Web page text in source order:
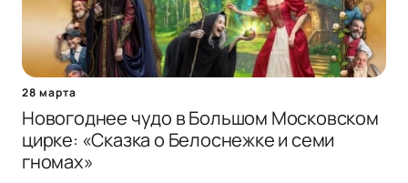
28 марта
Новогоднее чудо в Большом Московском
цирке: «Сказка о Белоснежке и семи
гномах»